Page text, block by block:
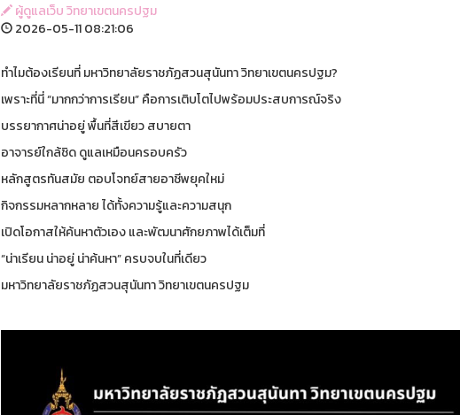
ผู้ดูแลเว็บ วิทยาเขตนครปฐม
2026-05-11 08:21:06
ทำไมต้องเรียนที่ มหาวิทยาลัยราชภัฏสวนสุนันทา วิทยาเขตนครปฐม?
เพราะที่นี่ “มากกว่าการเรียน” คือการเติบโตไปพร้อมประสบการณ์จริง
บรรยากาศน่าอยู่ พื้นที่สีเขียว สบายตา
อาจารย์ใกล้ชิด ดูแลเหมือนครอบครัว
หลักสูตรทันสมัย ตอบโจทย์สายอาชีพยุคใหม่
กิจกรรมหลากหลาย ได้ทั้งความรู้และความสนุก
เปิดโอกาสให้ค้นหาตัวเอง และพัฒนาศักยภาพได้เต็มที่
“น่าเรียน น่าอยู่ น่าค้นหา” ครบจบในที่เดียว
มหาวิทยาลัยราชภัฏสวนสุนันทา วิทยาเขตนครปฐม